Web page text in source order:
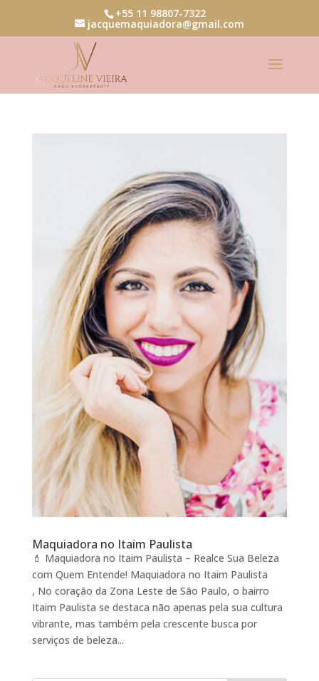
+55 11 98807-7322
jacquemaquiadora@gmail.com
Maquiadora no Itaim Paulista
💄 Maquiadora no Itaim Paulista – Realce Sua Beleza
com Quem Entende! Maquiadora no Itaim Paulista
, No coração da Zona Leste de São Paulo, o bairro
Itaim Paulista se destaca não apenas pela sua cultura
vibrante, mas também pela crescente busca por
serviços de beleza...